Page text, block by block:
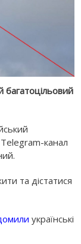
багатоцільовий
канал
та дістатися
українські